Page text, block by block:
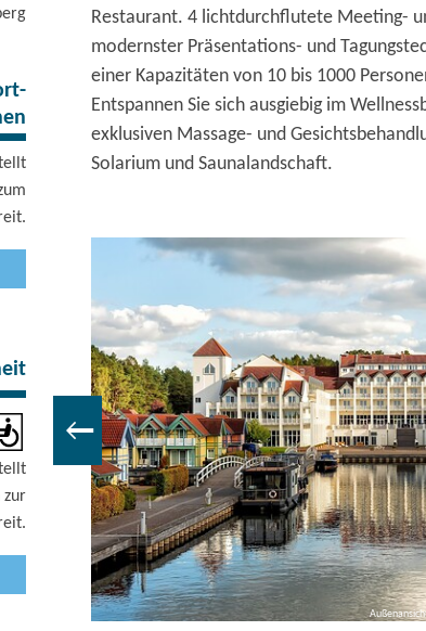
zur
Restaurant. 4 lichtdurchflutete Meeting-
modernster Präsentations- und
einer Kapazitäten von 10 bis 1000
Entspannen Sie sich ausgiebig im
exklusiven Massage- und
Solarium und Saunalandschaft.